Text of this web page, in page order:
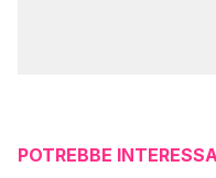
POTREBBE